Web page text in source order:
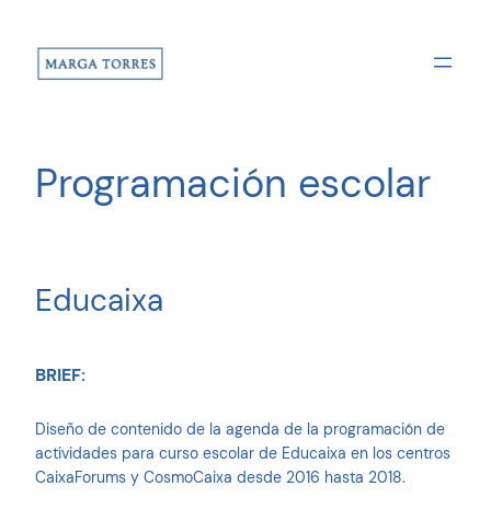
contenido
Programación escolar
Educaixa
BRIEF:
Diseño de contenido de la agenda de la programación de
actividades para curso escolar de Educaixa en los centros
CaixaForums y CosmoCaixa desde 2016 hasta 2018.